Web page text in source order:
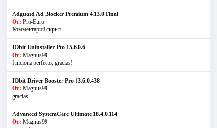
Adguard Ad Blocker Premium 4.13.0 Final
От: Pro-Euro
Комментарий скрыт
IObit Uninstaller Pro 15.6.0.6
От: Magnus99
funciona perfecto, gracias!
IObit Driver Booster Pro 13.6.0.438
От: Magnus99
gracias
Advanced SystemCare Ultimate 18.4.0.114
От: Magnus99